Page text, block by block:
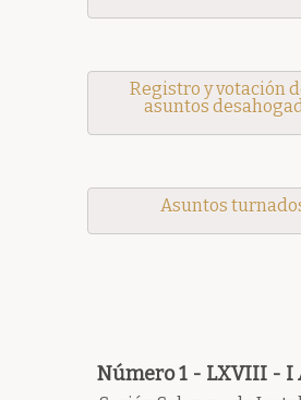
Registro y votación
asuntos
Asuntos
Número 1 - LXVIII - I